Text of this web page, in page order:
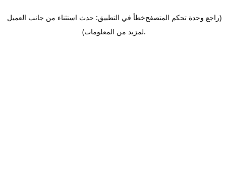
خطأ في التطبيق: حدث استثناء من جانب العميل(راجع وحدة تحكم المتصفح
لمزيد من المعلومات).